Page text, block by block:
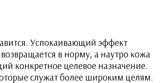
Успокаивающий эффект
в норму, а наутро кожа
конкретное целевое назначение.
служат более широким целям.